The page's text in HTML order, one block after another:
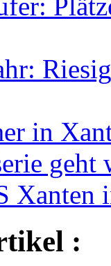
in
geht
Xanten
: